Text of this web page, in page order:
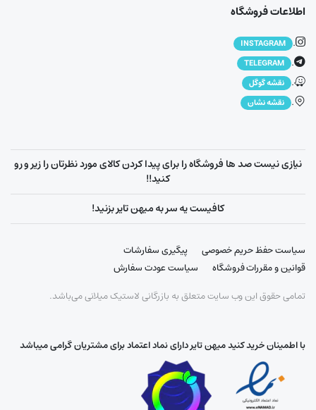
اطلاعات فروشگاه
.
INSTAGRAM
.
TELEGRAM
. نقشه گوگل
. نقشه نشان
نیازی نیست صد ها فروشگاه را برای پیدا کردن کالای مورد نظرتان را زیر و رو
کنید!!
کافیست یه سر به میهن تایر بزنید!
سیاست حفظ حریم خصوصی
پیگیری سفارشات
قوانین و مقررات فروشگاه
سیاست عودت سفارش
تمامی حقوق این وب سایت متعلق به بازرگانی لاستیک میلانی می‌باشد.
با اطمینان خرید کنید میهن تایر دارای نماد اعتماد برای مشتریان گرامی میباشد